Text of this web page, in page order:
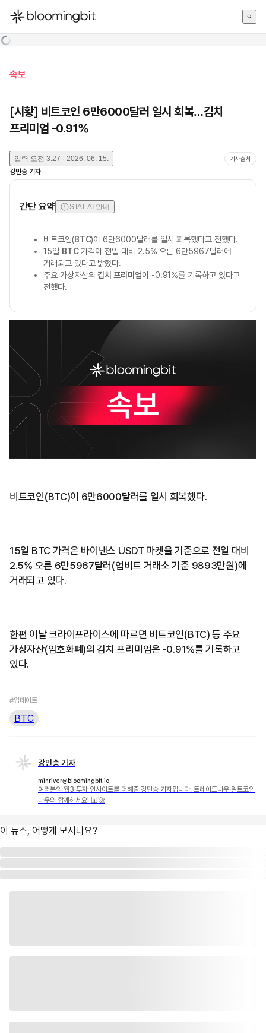
한국어
속보
[시황] 비트코인 6만6000달러 일시 회복…김치
프리미엄 -0.91%
입력 오전 3:27 · 2026. 06. 15. 기사출처
강민승 기자
간단 요약 STAT AI 안내
비트코인(BTC)이 6만6000달러를 일시 회복했다고 전했다.
15일 BTC가격이 전일 대비 2.5% 오른 6만5967달러에
거래되고 있다고 밝혔다.
주요 가상자산의김치 프리미엄이 -0.91%를 기록하고 있다고
전했다.
비트코인(BTC)이 6만6000달러를 일시 회복했다.
15일 BTC 가격은 바이낸스 USDT 마켓을 기준으로 전일 대비
2.5% 오른 6만5967달러(업비트 거래소 기준 9893만원)에
거래되고 있다.
한편 이날 크라이프라이스에 따르면 비트코인(BTC) 등 주요
가상자산(암호화폐)의 김치 프리미엄은 -0.91%를 기록하고
있다.
#업데이트
BTC
강민승 기자
minriver@bloomingbit.io
여러분의 웹3 투자 인사이트를 더해줄 강민승 기자입니다. 트레이드나우·알트코인
나우와 함께하세요! 📊🚀
이 뉴스, 어떻게 보시나요?